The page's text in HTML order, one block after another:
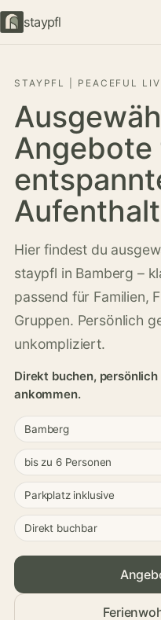
staypfl
STAYPFL | PEACEFUL
Angebote
Hier findest du
staypfl in Bamberg –
passend für Familien,
Gruppen. Persönlich
unkompliziert.
Direkt buchen,
ankommen.
Bamberg
bis zu 6 Personen
Parkplatz inklusive
Direkt buchbar